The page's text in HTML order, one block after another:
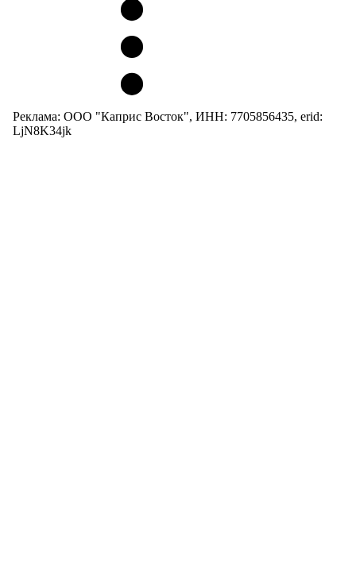
Реклама: ООО "Каприс Восток", ИНН: 7705856435, erid:
LjN8K34jk